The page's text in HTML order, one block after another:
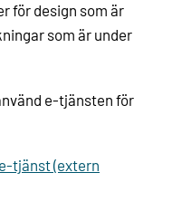
för design som är
som är under
e-tjänsten för
tjänst (extern